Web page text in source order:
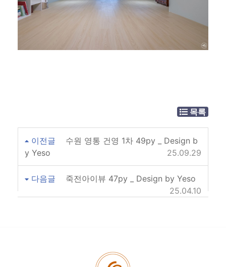
목록
이전글
수원 영통 건영 1차 49py _ Design b
y Yeso
25.09.29
다음글
죽전아이뷰 47py _ Design by Yeso
25.04.10